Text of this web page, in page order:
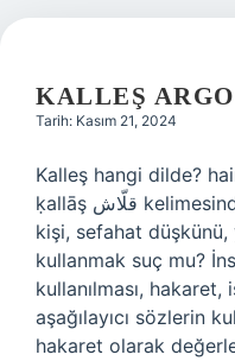
Hakkımızda
KALLEŞ
Tarih: Kasım 21, 2024
Kalleş hangi dilde?
ḳallāş قلّاش kelimesinden bir alıntıdır “sefil, rezil
kişi, sefahat düşkünü,
kullanmak suç mu?
kullanılması, hakaret,
aşağılayıcı sözlerin
hakaret olarak